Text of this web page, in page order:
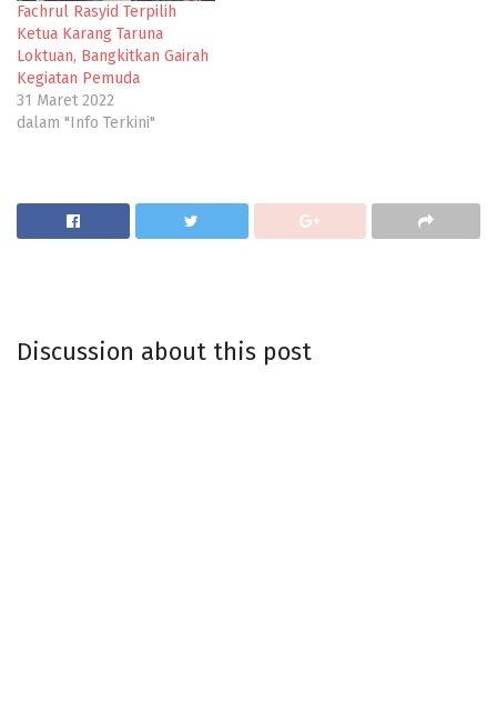
Fachrul Rasyid Terpilih
Ketua Karang Taruna
Loktuan, Bangkitkan Gairah
Kegiatan Pemuda
31 Maret 2022
dalam "Info Terkini"
Discussion about this post